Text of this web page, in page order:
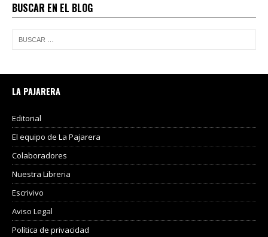
BUSCAR EN EL BLOG
LA PAJARERA
Editorial
El equipo de La Pajarera
Colaboradores
Nuestra Libreria
Escrivivo
Aviso Legal
Política de privacidad